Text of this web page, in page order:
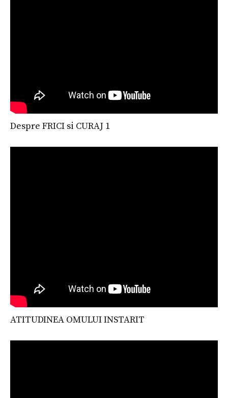
Despre FRICI si CURAJ 1
ATITUDINEA OMULUI INSTARIT